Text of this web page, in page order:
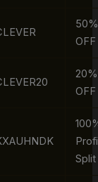
OFF
20%
OFF
Split